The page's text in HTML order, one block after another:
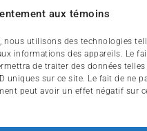
aux témoins
nous utilisons des technologies
informations des appareils. Le
de traiter des données telles
uniques sur ce site. Le fait de ne
peut avoir un effet négatif sur